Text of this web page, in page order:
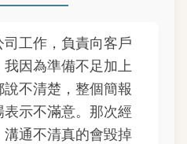
工作，負責向客戶
因為準備不足加上
不清楚，整個簡報
示不滿意。那次經
通不清真的會毀掉